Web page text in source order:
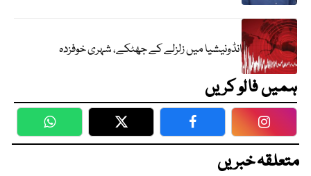
انڈونیشیا میں زلزلے کے جھٹکے، شہری خوفزدہ
ہمیں فالو کریں
WhatsApp Twitter Facebook
متعلقہ خبریں